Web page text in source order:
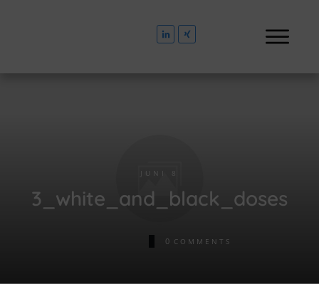
JUNI 8
3_white_and_black_doses
0 COMMENTS